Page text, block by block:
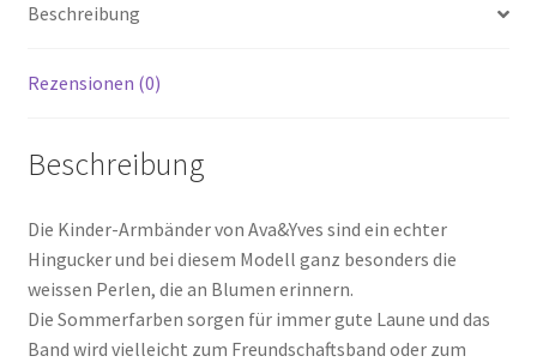
Beschreibung
Rezensionen (0)
Beschreibung
Die Kinder-Armbänder von Ava&Yves sind ein echter
Hingucker und bei diesem Modell ganz besonders die
weissen Perlen, die an Blumen erinnern.
Die Sommerfarben sorgen für immer gute Laune und das
Band wird vielleicht zum Freundschaftsband oder zum